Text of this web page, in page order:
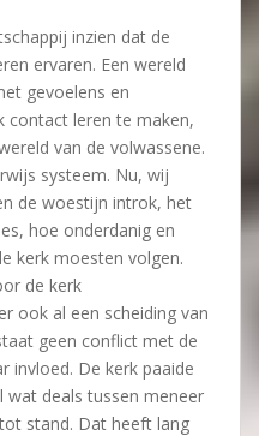
inzien dat de
ervaren. Een wereld
gevoelens en
contact leren te maken,
van de volwassene.
systeem. Nu, wij
de woestijn introk, het
hoe onderdanig en
kerk moesten volgen.
de kerk
ook al een scheiding van
geen conflict met de
invloed. De kerk paaide
wat deals tussen meneer
stand. Dat heeft lang